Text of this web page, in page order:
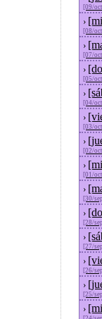
[09/
›
[08/
›
[07/
›
[05/
›
[04/
›
[03/
›
[02/
›
[01/
›
[30/
›
[28/
›
[27/
›
[26/
›
[25/
›